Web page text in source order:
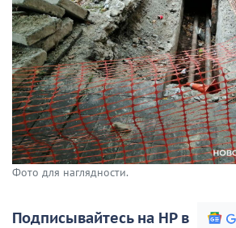
Фото для наглядности.
Подписывайтесь на НР в